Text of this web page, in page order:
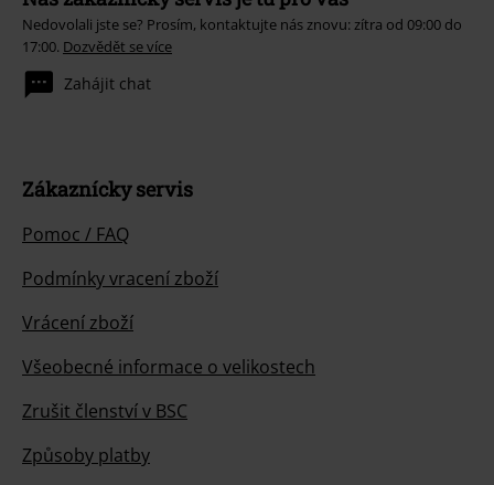
Nedovolali jste se? Prosím, kontaktujte nás znovu: zítra od 09:00 do
17:00. Dozvědět se více
Zahájit chat
Zákaznícky servis
Pomoc / FAQ
Podmínky vracení zboží
Vrácení zboží
Všeobecné informace o velikostech
Zrušit členství v BSC
Způsoby platby